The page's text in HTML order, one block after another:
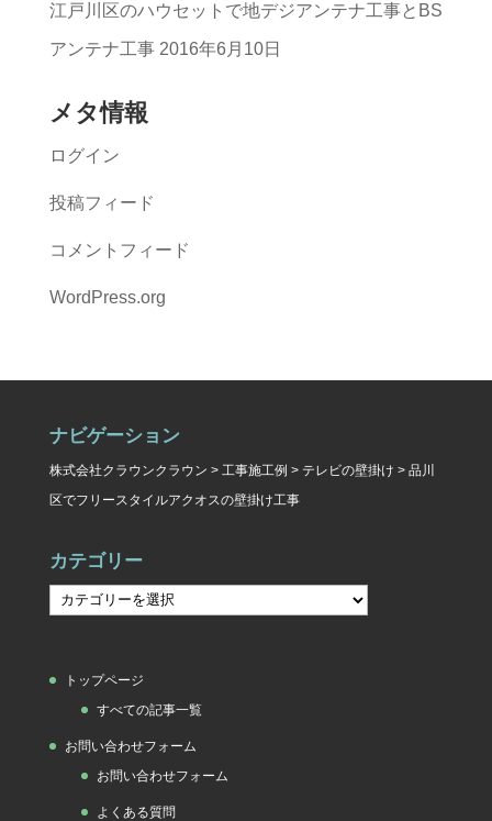
江戸川区のハウセットで地デジアンテナ工事とBS
アンテナ工事 2016年6月10日
メタ情報
ログイン
投稿フィード
コメントフィード
WordPress.org
ナビゲーション
株式会社クラウンクラウン > 工事施工例 > テレビの壁掛け > 品川
区でフリースタイルアクオスの壁掛け工事
カテゴリー
リ
トップページ
すべての記事一覧
お問い合わせフォーム
お問い合わせフォーム
よくある質問